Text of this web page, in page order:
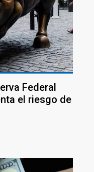
Federal
el riesgo de